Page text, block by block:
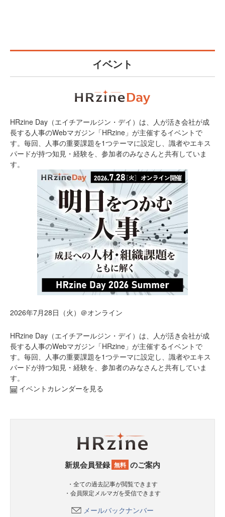
イベント
HRzine Day（エイチアールジン・デイ）は、人が活き会社が成
長する人事のWebマガジン「HRzine」が主催するイベントで
す。毎回、人事の重要課題を1つテーマに設定し、識者やエキス
パードが持つ知見・経験を、参加者のみなさんと共有していま
す。
2026年7月28日（火）＠オンライン
HRzine Day（エイチアールジン・デイ）は、人が活き会社が成
長する人事のWebマガジン「HRzine」が主催するイベントで
す。毎回、人事の重要課題を1つテーマに設定し、識者やエキス
パードが持つ知見・経験を、参加者のみなさんと共有していま
す。
イベントカレンダーを見る
新規会員登録 無料 のご案内
・全ての過去記事が閲覧できます
・会員限定メルマガを受信できます
メールバックナンバー